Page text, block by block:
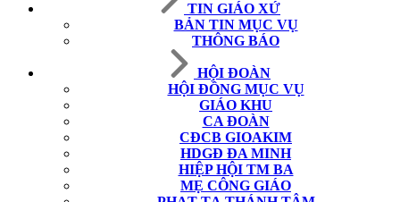
TIN GIÁO XỨ
BẢN TIN MỤC VỤ
THÔNG BÁO
HỘI ĐOÀN
HỘI ĐỒNG MỤC VỤ
GIÁO KHU
CA ĐOÀN
CĐCB GIOAKIM
HDGĐ ĐA MINH
HIỆP HỘI TM BA
MẸ CÔNG GIÁO